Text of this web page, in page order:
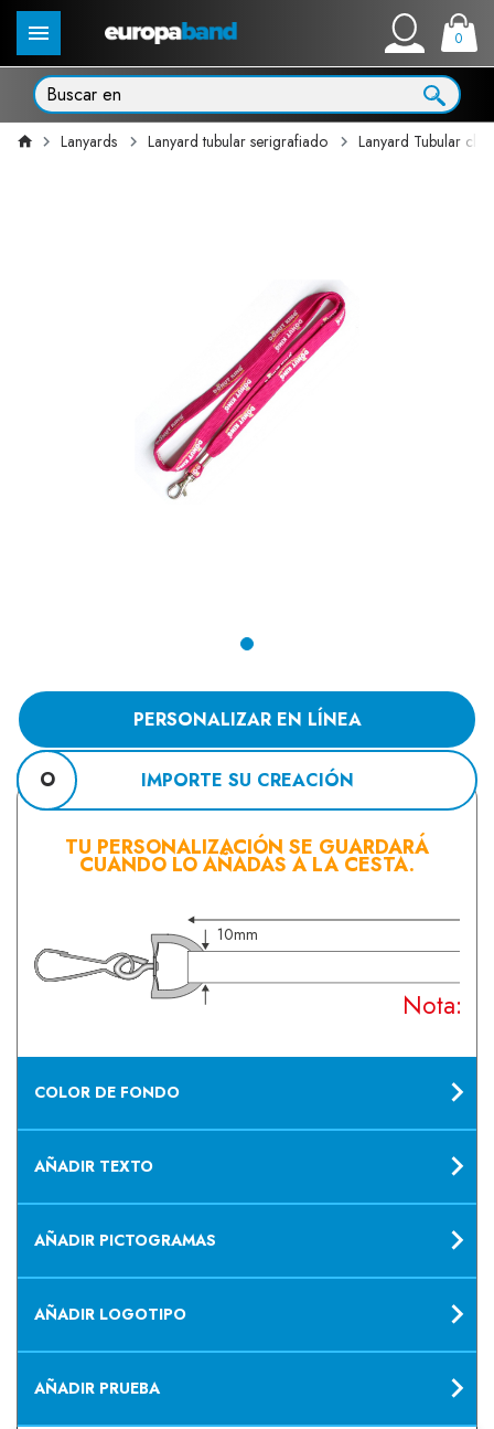
0
Lanyards Lanyard tubular serigrafiado Lanyard Tubular
PERSONALIZAR EN LÍNEA
O IMPORTE SU CREACIÓN
TU PERSONALIZACIÓN SE GUARDARÁ
CUANDO LO AÑADAS A LA CESTA.
10mm
Nota:
COLOR DE FONDO
AÑADIR TEXTO
AÑADIR PICTOGRAMAS
AÑADIR LOGOTIPO
AÑADIR PRUEBA